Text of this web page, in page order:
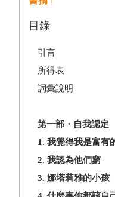
目錄
引言
所得表
詞彙說明
第一部 ・ 自我認定
1. 我覺得我是富有
2. 我認為他們窮
3. 娜塔莉雅的小孩